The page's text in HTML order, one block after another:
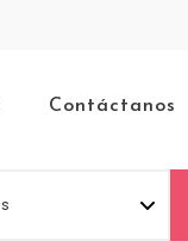
Contáctanos